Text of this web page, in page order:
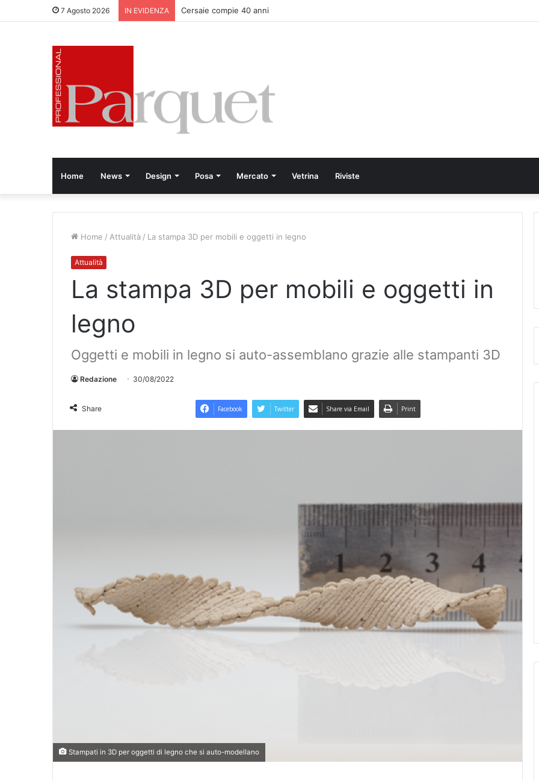
7 Agosto 2026 IN EVIDENZA Cersaie compie 40 anni
Home News Design Posa Mercato Vetrina Riviste
Home / Attualità / La stampa 3D per mobili e oggetti in legno
Attualità
La stampa 3D per mobili e oggetti in
legno
Oggetti e mobili in legno si auto-assemblano grazie alle stampanti 3D
Redazione 30/08/2022
Share Facebook Twitter Share via Email Print
Stampati in 3D per oggetti di legno che si auto-modellano